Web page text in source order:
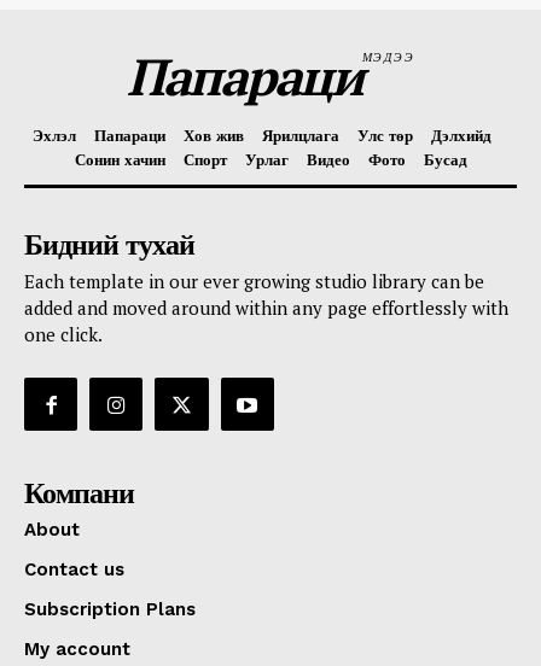
ПапарациМЭДЭЭ
Эхлэл Папараци Хов жив Ярилцлага Улс төр
Дэлхийд
Сонин хачин
Спорт Урлаг Видео Фото Бусад
Бидний тухай
Each template in our ever growing studio library can be
added and moved around within any page effortlessly with
one click.
Компани
About
Contact us
Subscription Plans
My account